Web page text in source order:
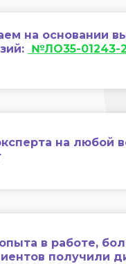
на основании
№ЛО35-01243-
на любой
в работе,
получили